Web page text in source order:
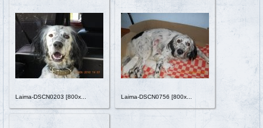
Laima-DSCN0203 [800x... Laima-DSCN0756 [800x...